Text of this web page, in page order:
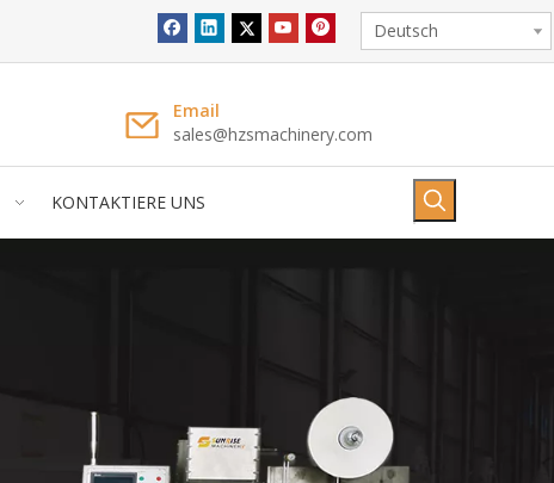
Deutsch
Email
sales@hzsmachinery.com
KONTAKTIERE UNS